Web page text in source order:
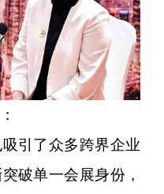
引了众多跨界企业
破单一会展身份，